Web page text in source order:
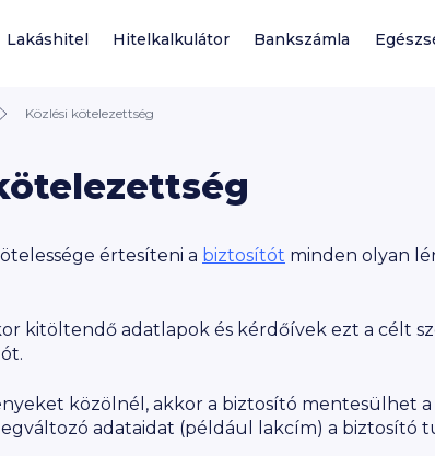
Lakáshitel Hitelkalkulátor Bankszámla
Közlési kötelezettség
értesíteni a biztosítót minden olyan
kitöltendő adatlapok és kérdőívek ezt a célt
közölnél, akkor a biztosító mentesülhet
adataidat (például lakcím) a biztosító